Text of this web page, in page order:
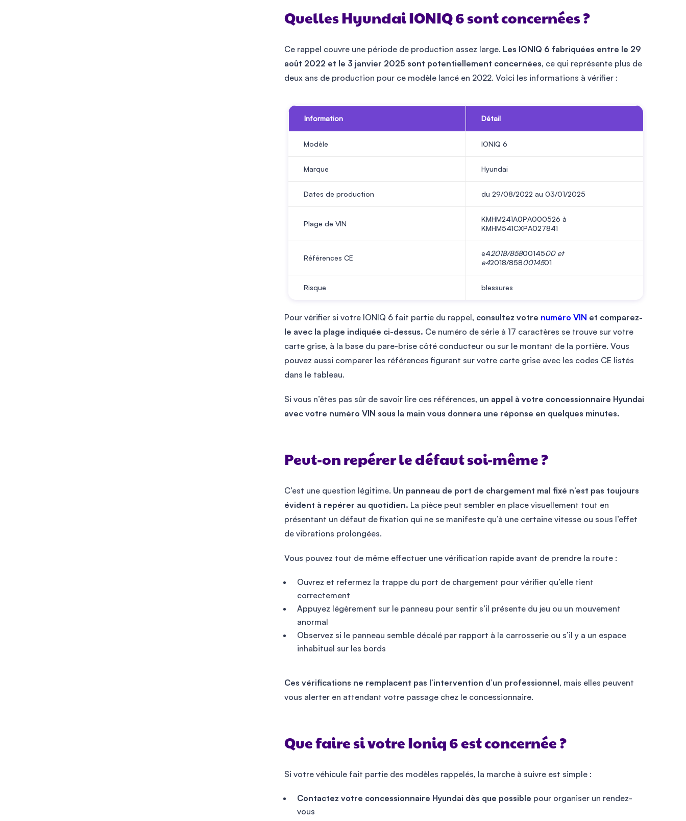
Quelles Hyundai IONIQ 6 sont concernées ?
Ce rappel couvre une période de production assez large. Les IONIQ 6 fabriquées entre le 29
août 2022 et le 3 janvier 2025 sont potentiellement concernées, ce qui représente plus de
deux ans de production pour ce modèle lancé en 2022. Voici les informations à vérifier :
Information Détail
Modèle IONIQ 6
Marque Hyundai
Dates de production du 29/08/2022 au 03/01/2025
Plage de VIN
KMHM241A0PA000526 à
KMHM541CXPA027841
Références CE
e42018/8580014500 et
e42018/8580014501
Risque blessures
Pour vérifier si votre IONIQ 6 fait partie du rappel, consultez votre numéro VIN et comparez-
le avec la plage indiquée ci-dessus. Ce numéro de série à 17 caractères se trouve sur votre
carte grise, à la base du pare-brise côté conducteur ou sur le montant de la portière. Vous
pouvez aussi comparer les références figurant sur votre carte grise avec les codes CE listés
dans le tableau.
Si vous n’êtes pas sûr de savoir lire ces références, un appel à votre concessionnaire Hyundai
avec votre numéro VIN sous la main vous donnera une réponse en quelques minutes.
Peut-on repérer le défaut soi-même ?
C’est une question légitime. Un panneau de port de chargement mal fixé n’est pas toujours
évident à repérer au quotidien. La pièce peut sembler en place visuellement tout en
présentant un défaut de fixation qui ne se manifeste qu’à une certaine vitesse ou sous l’effet
de vibrations prolongées.
Vous pouvez tout de même effectuer une vérification rapide avant de prendre la route :
Ouvrez et refermez la trappe du port de chargement pour vérifier qu’elle tient
correctement
Appuyez légèrement sur le panneau pour sentir s’il présente du jeu ou un mouvement
anormal
Observez si le panneau semble décalé par rapport à la carrosserie ou s’il y a un espace
inhabituel sur les bords
Ces vérifications ne remplacent pas l’intervention d’un professionnel, mais elles peuvent
vous alerter en attendant votre passage chez le concessionnaire.
Que faire si votre Ioniq 6 est concernée ?
Si votre véhicule fait partie des modèles rappelés, la marche à suivre est simple :
Contactez votre concessionnaire Hyundai dès que possible pour organiser un rendez-
vous